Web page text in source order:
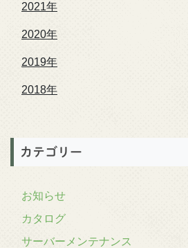
2021年
2020年
2019年
2018年
カテゴリー
お知らせ
カタログ
サーバーメンテナンス